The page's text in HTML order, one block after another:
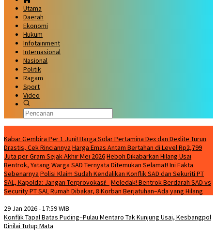
Utama
Daerah
Ekonomi
Hukum
Infotainment
Internasional
Nasional
Politik
Ragam
Sport
Video
Kabar Gembira Per 1 Juni! Harga Solar Pertamina Dex dan Dexlite Turun
Drastis, Cek Rinciannya Harga Emas Antam Bertahan di Level Rp2,799
Juta per Gram Sejak Akhir Mei 2026Heboh Dikabarkan Hilang Usai
Bentrok, Yatang Warga SAD Ternyata Ditemukan Selamat! Ini Fakta
Sebenarnya Polisi Klaim Sudah Kendalikan Konflik SAD dan Sekuriti PT
SAL, Kapolda: Jangan Terprovokasi! Meledak! Bentrok Berdarah SAD vs
Security PT SAL Rumah Dibakar, 8 Korban Berjatuhan–Ada yang Hilang
29 Jan 2026 - 17:59 WIB
Konflik Tapal Batas Puding–Pulau Mentaro Tak Kunjung Usai, Kesbangpol
Dinilai Tutup Mata